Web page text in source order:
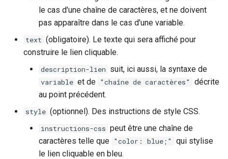
le cas d'une chaîne de caractères, et ne doivent
pas apparaître dans le cas d'une variable.
text (obligatoire). Le texte qui sera affiché pour
construire le lien cliquable.
description-lien suit, ici aussi, la syntaxe de
variable et de "chaîne de caractères"
décrite
au point précédent.
style (optionnel). Des instructions de style CSS.
instructions-css peut être une chaîne de
caractères telle que "color: blue;"
qui stylise
le lien cliquable en bleu.